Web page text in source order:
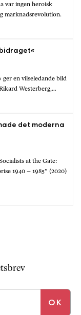
var ingen heroisk
marknadsrevolution.
ger en vilseledande bild
Westerberg,…
det moderna
at the Gate:
1940 – 1985” (2020)